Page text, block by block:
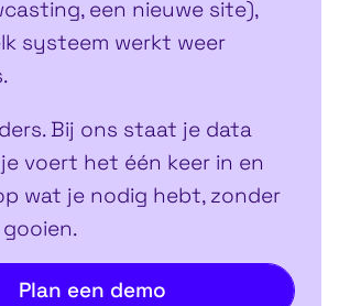
een nieuwe site),
systeem werkt weer
Bij ons staat je data
voert het één keer in en
wat je nodig hebt, zonder
Plan een demo